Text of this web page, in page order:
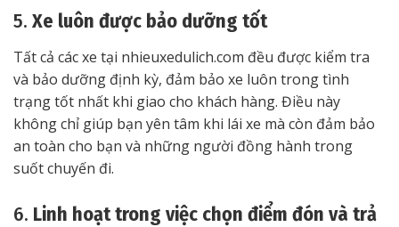
5. Xe luôn được bảo dưỡng tốt
Tất cả các xe tại nhieuxedulich.com đều được kiểm tra
và bảo dưỡng định kỳ, đảm bảo xe luôn trong tình
trạng tốt nhất khi giao cho khách hàng. Điều này
không chỉ giúp bạn yên tâm khi lái xe mà còn đảm bảo
an toàn cho bạn và những người đồng hành trong
suốt chuyến đi.
6. Linh hoạt trong việc chọn điểm đón và trả